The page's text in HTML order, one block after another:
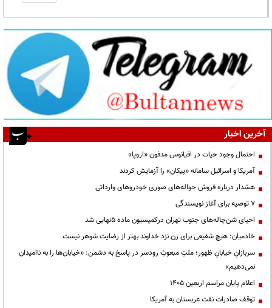
آخرین اخبار
احتمال وجود حیات در اقیانوس مدفون «اروپا»
آمریکا و اسرائیل سامانه «پیکان» را آزمایش کردند
هشدار درباره فروش حواله‌های صوری خودروهای وارداتی
۷ توصیه برای آغاز نویسندگی
احیای شن‌چاله‌های جنوب تهران درکمیسیون ماده ۵نهایی شد
خادمیان: هیچ شفیعی برای زن نزد خداوند بهتر از رضایت شوهر نیست
سربازانِ خیابانِ ظهور؛ ملتِ مبعوثِ رودسر در پاسخ به دشمن: «خیابان‌ها را به ناامیدان
نمی‌دهیم»
اعلام پایان مراسم اربعین ۱۴۰۵
توقف صادرات نفت عربستان به آمریکا